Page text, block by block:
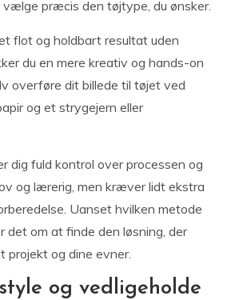
præcis den tøjtype, du ønsker.
flot og holdbart resultat uden
du en mere kreativ og hands-on
overføre dit billede til tøjet ved
og et strygejern eller
dig fuld kontrol over processen og
og lærerig, men kræver lidt ekstra
Uanset hvilken metode
det om at finde den løsning, der
projekt og dine evner.
og vedligeholde